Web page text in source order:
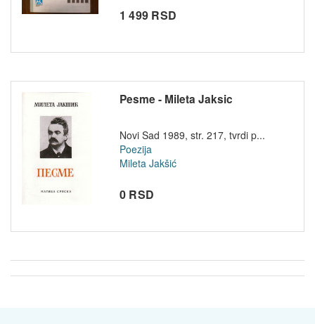
1 499 RSD
Pesme - Mileta Jaksic
Novi Sad 1989, str. 217, tvrdi p...
Poezija
Mileta Jakšić
0 RSD